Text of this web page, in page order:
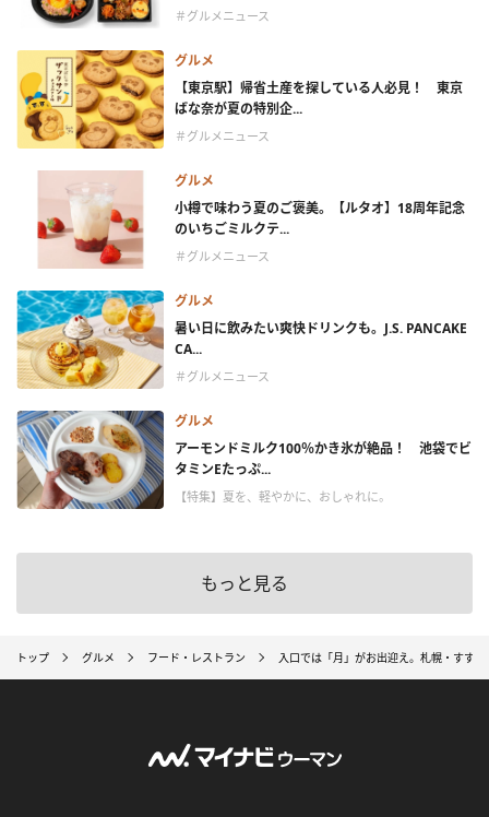
＃グルメニュース
グルメ
【東京駅】帰省土産を探している人必見！ 東京
ばな奈が夏の特別企...
＃グルメニュース
グルメ
小樽で味わう夏のご褒美。【ルタオ】18周年記念
のいちごミルクテ...
＃グルメニュース
グルメ
暑い日に飲みたい爽快ドリンクも。J.S. PANCAKE
CA...
＃グルメニュース
グルメ
アーモンドミルク100％かき氷が絶品！ 池袋でビ
タミンEたっぷ...
【特集】夏を、軽やかに、おしゃれに。
もっと見る
トップ グルメ フード・レストラン 入口では「月」がお出迎え。札幌・すす